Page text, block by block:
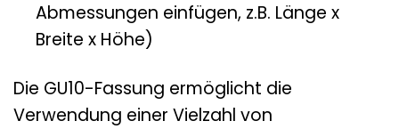
Abmessungen einfügen, z.B. Länge x
Breite x Höhe)
Die GU10-Fassung ermöglicht die
Verwendung einer Vielzahl von